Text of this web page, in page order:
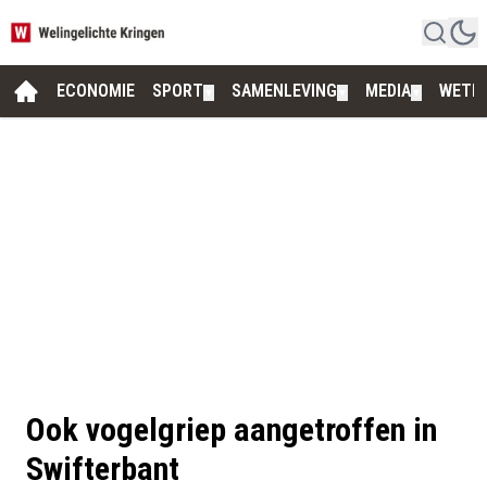
ECONOMIE SPORT SAMENLEVING MEDIA
Ook vogelgriep aangetroffen in
Swifterbant